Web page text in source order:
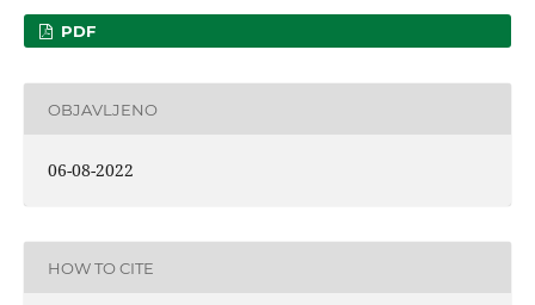
PDF
OBJAVLJENO
06-08-2022
HOW TO CITE